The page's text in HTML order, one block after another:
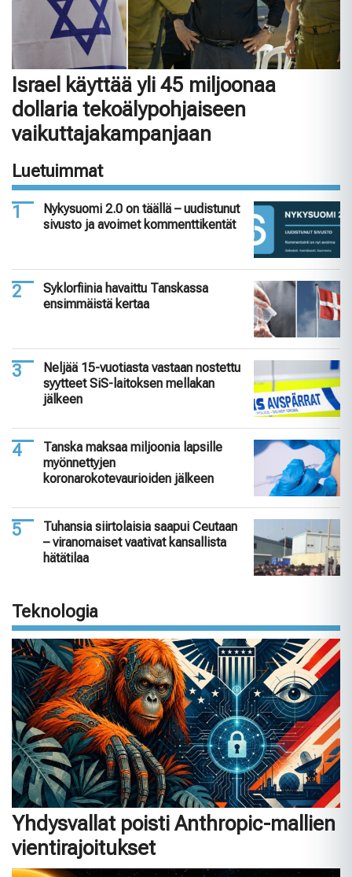
Israel käyttää yli 45 miljoonaa
dollaria tekoälypohjaiseen
vaikuttajakampanjaan
Luetuimmat
Nykysuomi 2.0 on täällä – uudistunut
sivusto ja avoimet kommenttikentät
Syklorfiinia havaittu Tanskassa
ensimmäistä kertaa
Neljää 15-vuotiasta vastaan nostettu
syytteet SiS-laitoksen mellakan
jälkeen
Tanska maksaa miljoonia lapsille
myönnettyjen
koronarokotevaurioiden jälkeen
Tuhansia siirtolaisia saapui Ceutaan
– viranomaiset vaativat kansallista
hätätilaa
Teknologia
Yhdysvallat poisti Anthropic-mallien
vientirajoitukset